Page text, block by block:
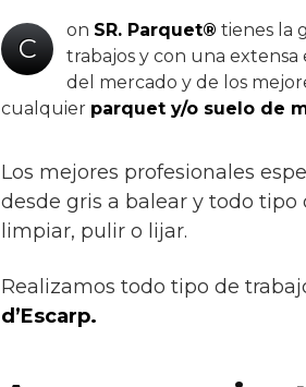
C
on SR. Parquet® tienes la
trabajos y con una
del mercado y de los
cualquier parquet y/o suelo de
Los mejores profesionales
desde gris a balear y todo
limpiar, pulir o lijar.
Realizamos todo tipo de
d’Escarp.